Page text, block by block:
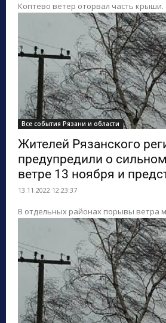
Коптево ветер оторвал часть крыши.
Все события Рязани и области
Жителей Рязанского
предупредили о
ветре 13 ноября и
13.11.2022 12:23:37
В отдельных районах порывы ветра